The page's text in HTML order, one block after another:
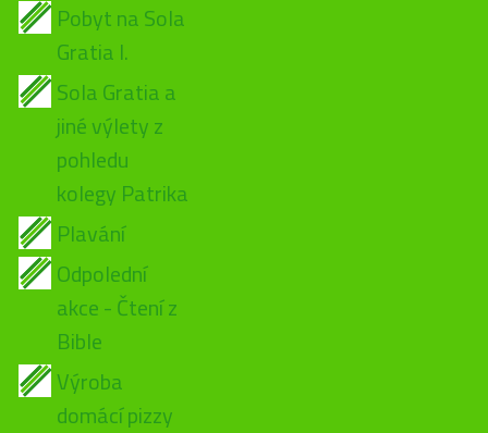
Pobyt na Sola
Gratia I.
Sola Gratia a
jiné výlety z
pohledu
kolegy Patrika
Plavání
Odpolední
akce - Čtení z
Bible
Výroba
domácí pizzy